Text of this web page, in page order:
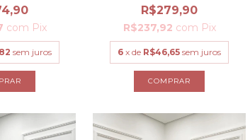
com Pix
sem juros
R$279,90
R$237,92 com Pix
6 x de R$46,65 sem juros
COMPRAR